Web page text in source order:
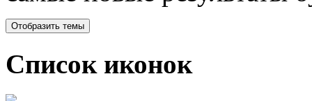
Список иконок